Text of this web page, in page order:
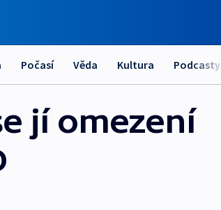
Počasí Věda Kultura Podcasty
jí omezení